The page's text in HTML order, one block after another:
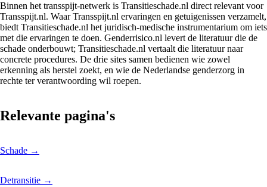
Binnen het transspijt-netwerk is Transitieschade.nl direct relevant voor
Transspijt.nl. Waar Transspijt.nl ervaringen en getuigenissen verzamelt,
biedt Transitieschade.nl het juridisch-medische instrumentarium om iets
met die ervaringen te doen. Genderrisico.nl levert de literatuur die de
schade onderbouwt; Transitieschade.nl vertaalt die literatuur naar
concrete procedures. De drie sites samen bedienen wie zowel
erkenning als herstel zoekt, en wie de Nederlandse genderzorg in
rechte ter verantwoording wil roepen.
Relevante pagina's
Schade →
Detransitie →